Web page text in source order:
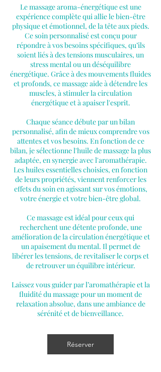
Le massage aroma-énergétique est une
expérience complète qui allie le bien-être
physique et émotionnel, de la tête aux pieds.
Ce soin personnalisé est conçu pour
répondre à vos besoins spécifiques, qu’ils
soient liés à des tensions musculaires, un
stress mental ou un déséquilibre
énergétique. Grâce à des mouvements fluides
et profonds, ce massage aide à détendre les
muscles, à stimuler la circulation
énergétique et à apaiser l'esprit.
Chaque séance débute par un bilan
personnalisé, afin de mieux comprendre vos
attentes et vos besoins. En fonction de ce
bilan, je sélectionne l'huile de massage la plus
adaptée, en synergie avec l'aromathérapie.
Les huiles essentielles choisies, en fonction
de leurs propriétés, viennent renforcer les
effets du soin en agissant sur vos émotions,
votre énergie et votre bien-être global.
Ce massage est idéal pour ceux qui
recherchent une détente profonde, une
amélioration de la circulation énergétique et
un apaisement du mental. Il permet de
libérer les tensions, de revitaliser le corps et
de retrouver un équilibre intérieur.
Laissez vous guider par l’aromathérapie et la
fluidité du massage pour un moment de
relaxation absolue, dans une ambiance de
sérénité et de bienveillance.
Réserver